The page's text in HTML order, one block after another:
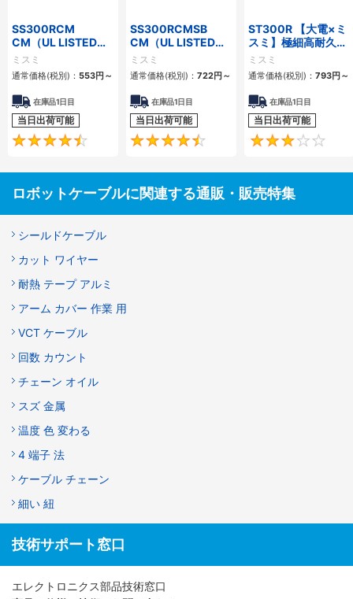
SS300RCM
CM（UL LISTED規
格・NEPA対応） 小
径
ミスミ
通常価格(税別)： 553円 ～
在庫品1日目
当日出荷可能
4.7
SS300RCMSB
CM（UL LISTED規
格・NEPA対応） 小
径 シールド付
ミスミ
通常価格(税別)： 722円 ～
在庫品1日目
当日出荷可能
4.5
ST300R 【大電×ミ
スミ】極細高耐久ロ
ボットケーブル（シ
ールド無・有）
ミスミ
通常価格(税別)： 793円 ～
在庫品1日目
当日出荷可能
ロボットケーブルに関連する通販・販売特集
シールドケーブル
カット ワイヤー
耐熱 テープ アルミ
アーム カバー 作業 用
VCT ケーブル
回数 カウント
チェーン オイル
スズ 金属
温度 色 変わる
4 端子 法
ケーブル チェーン
細い 紐
技術サポート窓口
エレクトロニクス部品技術窓口